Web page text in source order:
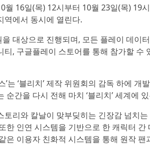
월 16일(목) 12시부터 10월 23일(목) 19
역에서 동시에 열린다.
대상으로 진행되며, 모든 플레이 데이
티, 구글플레이 스토어를 통해 참가할
’는 ‘블리치’ 제작 위원회의 감독 하에
순간을 다시 전해 마치 ‘블리치’ 세계에
토리와 칼날이 맞부딪히는 긴장감 넘치
한 인연 시스템을 기반으로 한 캐릭터
은 이용자 친화적 시스템을 통해 원작